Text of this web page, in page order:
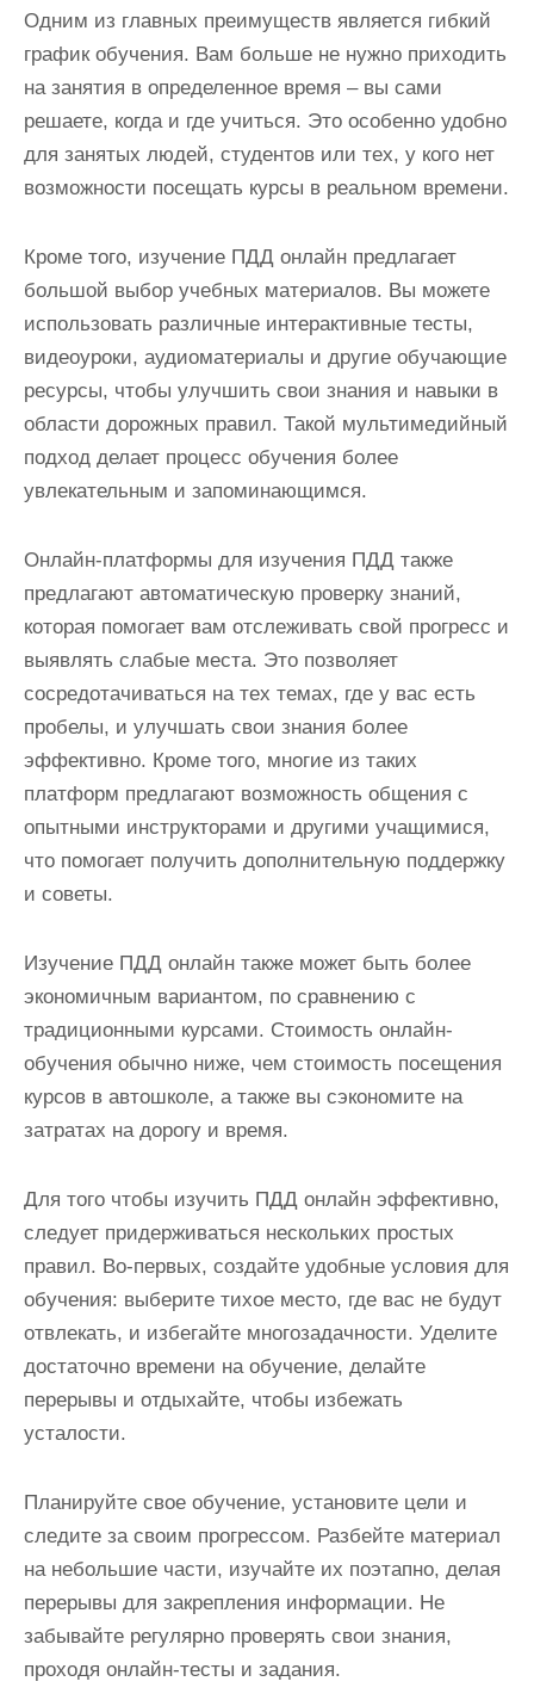
Одним из главных преимуществ является гибкий
график обучения. Вам больше не нужно приходить
на занятия в определенное время – вы сами
решаете, когда и где учиться. Это особенно удобно
для занятых людей, студентов или тех, у кого нет
возможности посещать курсы в реальном времени.
Кроме того, изучение ПДД онлайн предлагает
большой выбор учебных материалов. Вы можете
использовать различные интерактивные тесты,
видеоуроки, аудиоматериалы и другие обучающие
ресурсы, чтобы улучшить свои знания и навыки в
области дорожных правил. Такой мультимедийный
подход делает процесс обучения более
увлекательным и запоминающимся.
Онлайн-платформы для изучения ПДД также
предлагают автоматическую проверку знаний,
которая помогает вам отслеживать свой прогресс и
выявлять слабые места. Это позволяет
сосредотачиваться на тех темах, где у вас есть
пробелы, и улучшать свои знания более
эффективно. Кроме того, многие из таких
платформ предлагают возможность общения с
опытными инструкторами и другими учащимися,
что помогает получить дополнительную поддержку
и советы.
Изучение ПДД онлайн также может быть более
экономичным вариантом, по сравнению с
традиционными курсами. Стоимость онлайн-
обучения обычно ниже, чем стоимость посещения
курсов в автошколе, а также вы сэкономите на
затратах на дорогу и время.
Для того чтобы изучить ПДД онлайн эффективно,
следует придерживаться нескольких простых
правил. Во-первых, создайте удобные условия для
обучения: выберите тихое место, где вас не будут
отвлекать, и избегайте многозадачности. Уделите
достаточно времени на обучение, делайте
перерывы и отдыхайте, чтобы избежать
усталости.
Планируйте свое обучение, установите цели и
следите за своим прогрессом. Разбейте материал
на небольшие части, изучайте их поэтапно, делая
перерывы для закрепления информации. Не
забывайте регулярно проверять свои знания,
проходя онлайн-тесты и задания.